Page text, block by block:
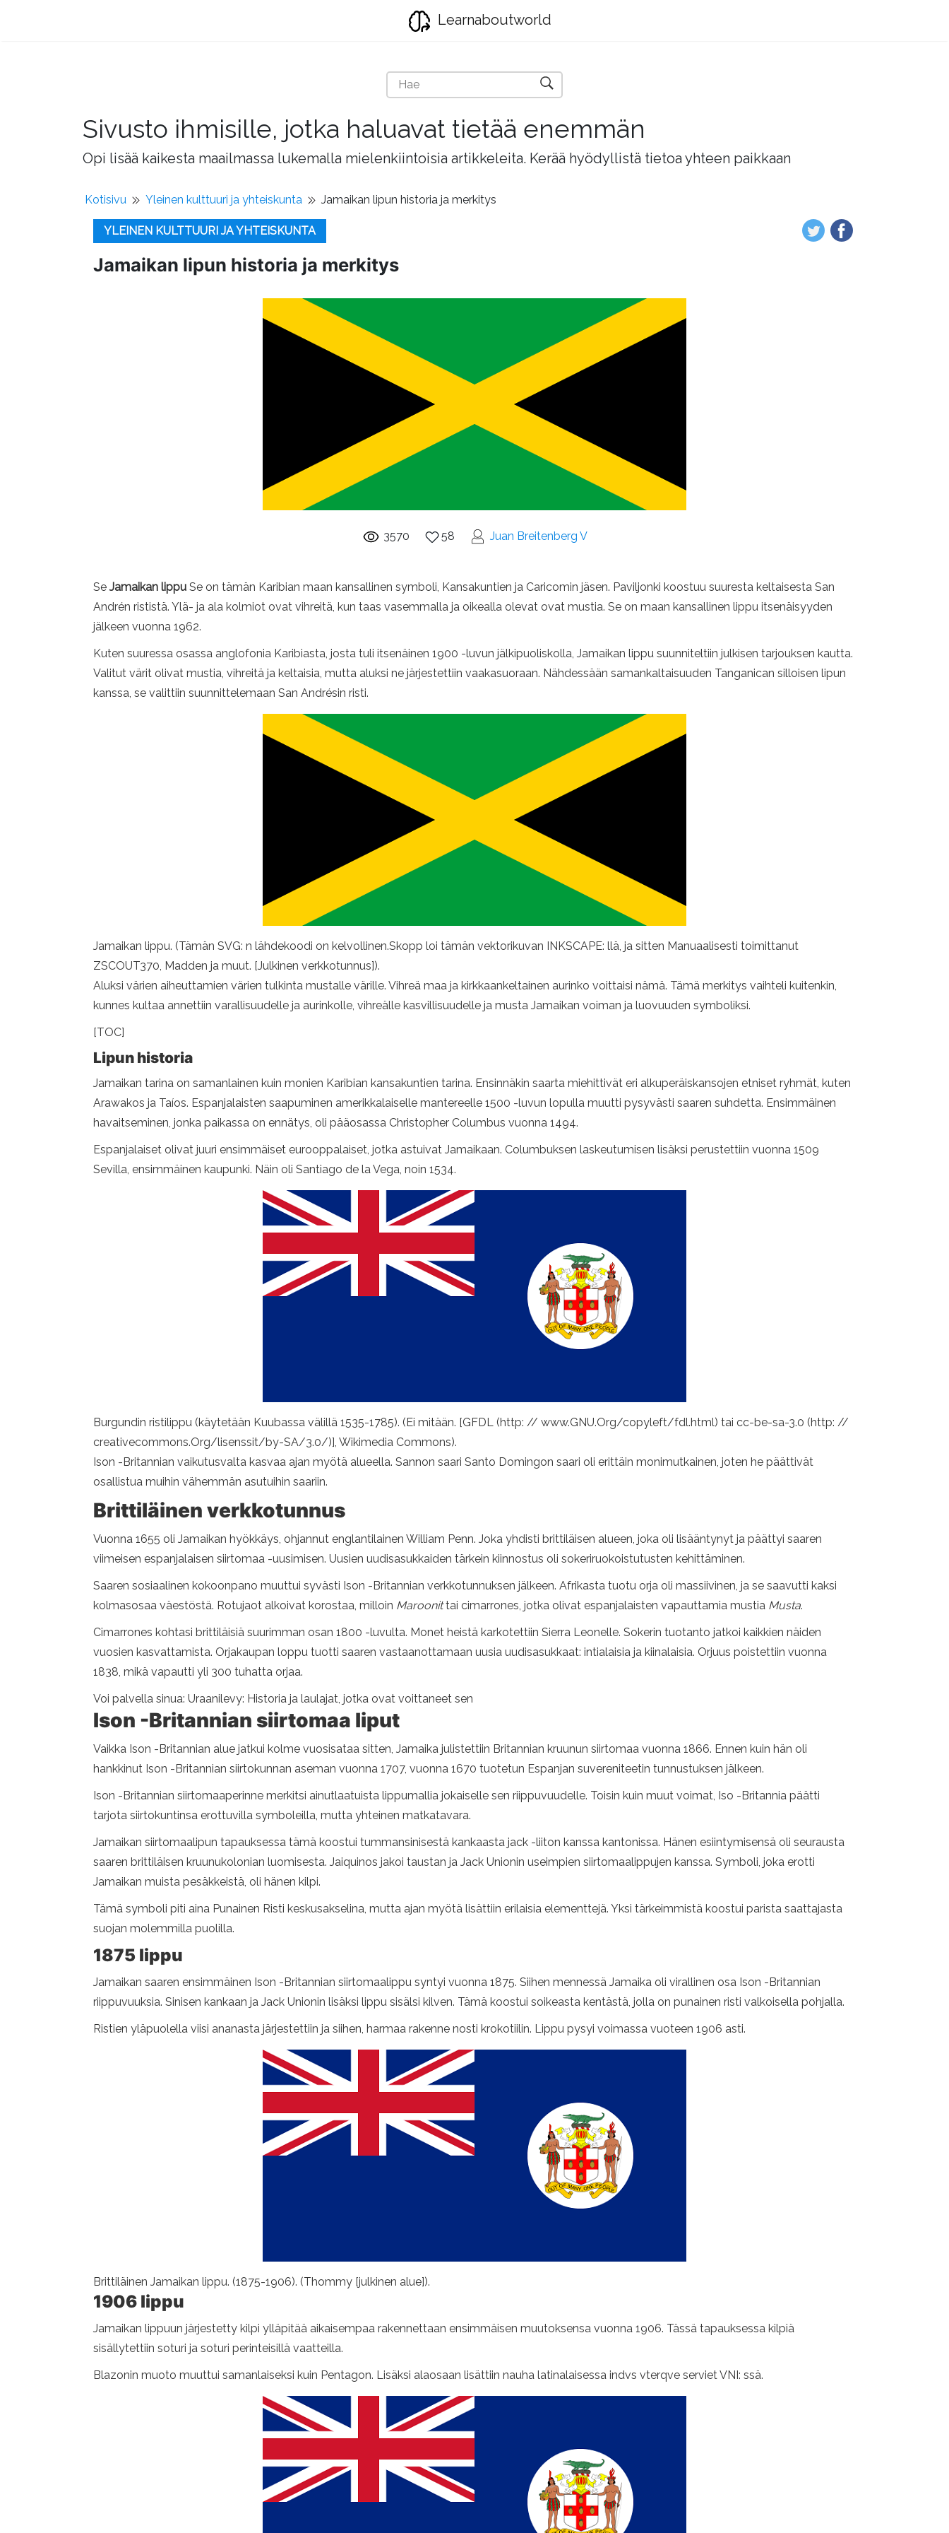
Learnaboutworld
Sivusto ihmisille, jotka haluavat tietää enemmän
Opi lisää kaikesta maailmassa lukemalla mielenkiintoisia artikkeleita. Kerää hyödyllistä tietoa yhteen paikkaan
Kotisivu Yleinen kulttuuri ja yhteiskunta Jamaikan lipun historia ja merkitys
YLEINEN KULTTUURI JA YHTEISKUNTA
Jamaikan lipun historia ja merkitys
3570 58 Juan Breitenberg V
Se Jamaikan lippu Se on tämän Karibian maan kansallinen symboli, Kansakuntien ja Caricomin jäsen. Paviljonki koostuu suuresta keltaisesta San
Andrén rististä. Ylä- ja ala kolmiot ovat vihreitä, kun taas vasemmalla ja oikealla olevat ovat mustia. Se on maan kansallinen lippu itsenäisyyden
jälkeen vuonna 1962.
Kuten suuressa osassa anglofonia Karibiasta, josta tuli itsenäinen 1900 -luvun jälkipuoliskolla, Jamaikan lippu suunniteltiin julkisen tarjouksen kautta.
Valitut värit olivat mustia, vihreitä ja keltaisia, mutta aluksi ne järjestettiin vaakasuoraan. Nähdessään samankaltaisuuden Tanganican silloisen lipun
kanssa, se valittiin suunnittelemaan San Andrésin risti.
Jamaikan lippu. (Tämän SVG: n lähdekoodi on kelvollinen.Skopp loi tämän vektorikuvan INKSCAPE: llä, ja sitten Manuaalisesti toimittanut
ZSCOUT370, Madden ja muut. [Julkinen verkkotunnus]).
Aluksi värien aiheuttamien värien tulkinta mustalle värille. Vihreä maa ja kirkkaankeltainen aurinko voittaisi nämä. Tämä merkitys vaihteli kuitenkin,
kunnes kultaa annettiin varallisuudelle ja aurinkolle, vihreälle kasvillisuudelle ja musta Jamaikan voiman ja luovuuden symboliksi.
[TOC]
Lipun historia
Jamaikan tarina on samanlainen kuin monien Karibian kansakuntien tarina. Ensinnäkin saarta miehittivät eri alkuperäiskansojen etniset ryhmät, kuten
Arawakos ja Taíos. Espanjalaisten saapuminen amerikkalaiselle mantereelle 1500 -luvun lopulla muutti pysyvästi saaren suhdetta. Ensimmäinen
havaitseminen, jonka paikassa on ennätys, oli pääosassa Christopher Columbus vuonna 1494.
Espanjalaiset olivat juuri ensimmäiset eurooppalaiset, jotka astuivat Jamaikaan. Columbuksen laskeutumisen lisäksi perustettiin vuonna 1509
Sevilla, ensimmäinen kaupunki. Näin oli Santiago de la Vega, noin 1534.
Burgundin ristilippu (käytetään Kuubassa välillä 1535-1785). (Ei mitään. [GFDL (http: // www.GNU.Org/copyleft/fdl.html) tai cc-be-sa-3.0 (http: //
creativecommons.Org/lisenssit/by-SA/3.0/)], Wikimedia Commons).
Ison -Britannian vaikutusvalta kasvaa ajan myötä alueella. Sannon saari Santo Domingon saari oli erittäin monimutkainen, joten he päättivät
osallistua muihin vähemmän asutuihin saariin.
Brittiläinen verkkotunnus
Vuonna 1655 oli Jamaikan hyökkäys, ohjannut englantilainen William Penn. Joka yhdisti brittiläisen alueen, joka oli lisääntynyt ja päättyi saaren
viimeisen espanjalaisen siirtomaa -uusimisen. Uusien uudisasukkaiden tärkein kiinnostus oli sokeriruokoistutusten kehittäminen.
Saaren sosiaalinen kokoonpano muuttui syvästi Ison -Britannian verkkotunnuksen jälkeen. Afrikasta tuotu orja oli massiivinen, ja se saavutti kaksi
kolmasosaa väestöstä. Rotujaot alkoivat korostaa, milloin Maroonittai cimarrones, jotka olivat espanjalaisten vapauttamia mustia Musta.
Cimarrones kohtasi brittiläisiä suurimman osan 1800 -luvulta. Monet heistä karkotettiin Sierra Leonelle. Sokerin tuotanto jatkoi kaikkien näiden
vuosien kasvattamista. Orjakaupan loppu tuotti saaren vastaanottamaan uusia uudisasukkaat: intialaisia ​​ja kiinalaisia. Orjuus poistettiin vuonna
1838, mikä vapautti yli 300 tuhatta orjaa.
Voi palvella sinua: Uraanilevy: Historia ja laulajat, jotka ovat voittaneet sen
Ison -Britannian siirtomaa liput
Vaikka Ison -Britannian alue jatkui kolme vuosisataa sitten, Jamaika julistettiin Britannian kruunun siirtomaa vuonna 1866. Ennen kuin hän oli
hankkinut Ison -Britannian siirtokunnan aseman vuonna 1707, vuonna 1670 tuotetun Espanjan suvereniteetin tunnustuksen jälkeen.
Ison -Britannian siirtomaaperinne merkitsi ainutlaatuista lippumallia jokaiselle sen riippuvuudelle. Toisin kuin muut voimat, Iso -Britannia päätti
tarjota siirtokuntinsa erottuvilla symboleilla, mutta yhteinen matkatavara.
Jamaikan siirtomaalipun tapauksessa tämä koostui tummansinisestä kankaasta jack -liiton kanssa kantonissa. Hänen esiintymisensä oli seurausta
saaren brittiläisen kruunukolonian luomisesta. Jaiquinos jakoi taustan ja Jack Unionin useimpien siirtomaalippujen kanssa. Symboli, joka erotti
Jamaikan muista pesäkkeistä, oli hänen kilpi.
Tämä symboli piti aina Punainen Risti keskusakselina, mutta ajan myötä lisättiin erilaisia ​​elementtejä. Yksi tärkeimmistä koostui parista saattajasta
suojan molemmilla puolilla.
1875 lippu
Jamaikan saaren ensimmäinen Ison -Britannian siirtomaalippu syntyi vuonna 1875. Siihen mennessä Jamaika oli virallinen osa Ison -Britannian
riippuvuuksia. Sinisen kankaan ja Jack Unionin lisäksi lippu sisälsi kilven. Tämä koostui soikeasta kentästä, jolla on punainen risti valkoisella pohjalla.
Ristien yläpuolella viisi ananasta järjestettiin ja siihen, harmaa rakenne nosti krokotiilin. Lippu pysyi voimassa vuoteen 1906 asti.
Brittiläinen Jamaikan lippu. (1875-1906). (Thommy [julkinen alue]).
1906 lippu
Jamaikan lippuun järjestetty kilpi ylläpitää aikaisempaa rakennettaan ensimmäisen muutoksensa vuonna 1906. Tässä tapauksessa kilpiä
sisällytettiin soturi ja soturi perinteisillä vaatteilla.
Blazonin muoto muuttui samanlaiseksi kuin Pentagon. Lisäksi alaosaan lisättiin nauha latinalaisessa indvs vterqve serviet VNI: ssä.